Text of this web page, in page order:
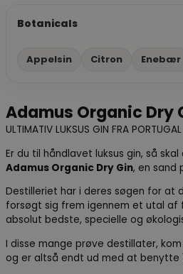
Botanicals
Appelsin Citron Enebær
Adamus Organic Dry
ULTIMATIV LUKSUS GIN FRA PORTUGAL
Er du til håndlavet luksus gin, så
Adamus Organic Dry Gin, en sand
Destilleriet har i deres søgen for at
forsøgt sig frem igennem et utal
absolut bedste, specielle og
I disse mange prøve destillater,
og er altså endt ud med at benytte